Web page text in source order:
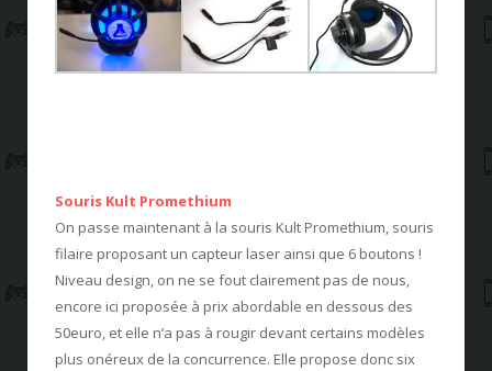
Souris Kult Promethium
On passe maintenant à la souris Kult Promethium, souris
filaire proposant un capteur laser ainsi que 6 boutons !
Niveau design, on ne se fout clairement pas de nous,
encore ici proposée à prix abordable en dessous des
50euro, et elle n’a pas à rougir devant certains modèles
plus onéreux de la concurrence. Elle propose donc six